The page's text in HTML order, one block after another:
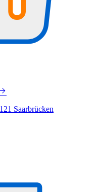
Saarbrücken